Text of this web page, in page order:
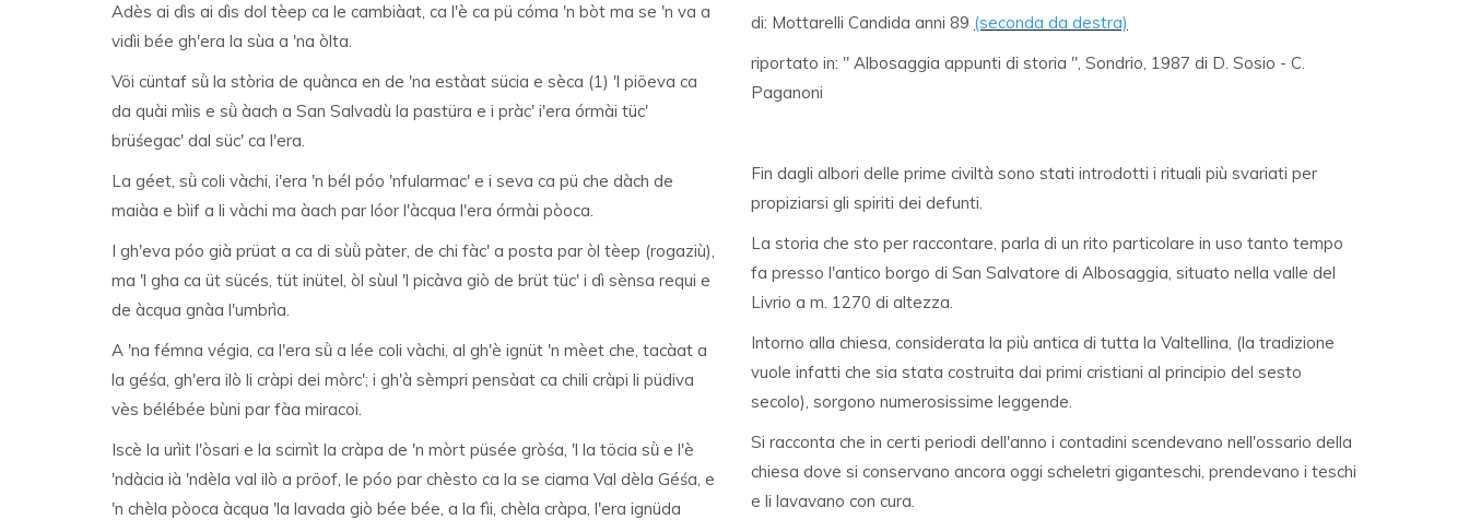
Adès ai dìs ai dìs dol tèep ca le cambiàat, ca l'è ca pü cóma 'n bòt ma se 'n va a
vidìi bée gh'era la sùa a 'na òlta.
Vöi cüntaf sǜ la stòria de quànca en de 'na estàat sücia e sèca (1) 'l piöeva ca
da quài mìis e sǜ àach a San Salvadù la pastüra e i pràc' i'era órmài tüc'
brüśegac' dal süc' ca l'era.
La géet, sǜ coli vàchi, i'era 'n bél póo 'nfularmac' e i seva ca pü che dàch de
maiàa e bìif a li vàchi ma àach par lóor l'àcqua l'era órmài pòoca.
I gh'eva póo già prüat a ca di sùǜ pàter, de chi fàc' a posta par òl tèep (rogaziù),
ma 'l gha ca üt sücés, tüt inütel, òl sùul 'l picàva giò de brüt tüc' i dì sènsa requi e
de àcqua gnàa l'umbrìa.
A 'na fémna végia, ca l'era sǜ a lée coli vàchi, al gh'è ignüt 'n mèet che, tacàat a
la géśa, gh'era ilò li cràpi dei mòrc'; i gh'à sèmpri pensàat ca chili cràpi li püdiva
vès bélébée bùni par fàa miracoi.
Iscè la urìit l'òsari e la scirnìt la cràpa de 'n mòrt püsée gròśa, 'l la töcia sǜ e l'è
'ndàcia ià 'ndèla val ilò a pröof, le póo par chèsto ca la se ciama Val dèla Géśa, e
'n chèla pòoca àcqua 'la lavada giò bée bée, a la fìi, chèla cràpa, l'era ignüda
di: Mottarelli Candida anni 89 (seconda da destra)
riportato in: " Albosaggia appunti di storia ", Sondrio, 1987 di D. Sosio - C.
Paganoni
Fin dagli albori delle prime civiltà sono stati introdotti i rituali più svariati per
propiziarsi gli spiriti dei defunti.
La storia che sto per raccontare, parla di un rito particolare in uso tanto tempo
fa presso l'antico borgo di San Salvatore di Albosaggia, situato nella valle del
Livrio a m. 1270 di altezza.
Intorno alla chiesa, considerata la più antica di tutta la Valtellina, (la tradizione
vuole infatti che sia stata costruita dai primi cristiani al principio del sesto
secolo), sorgono numerosissime leggende.
Si racconta che in certi periodi dell'anno i contadini scendevano nell'ossario della
chiesa dove si conservano ancora oggi scheletri giganteschi, prendevano i teschi
e li lavavano con cura.